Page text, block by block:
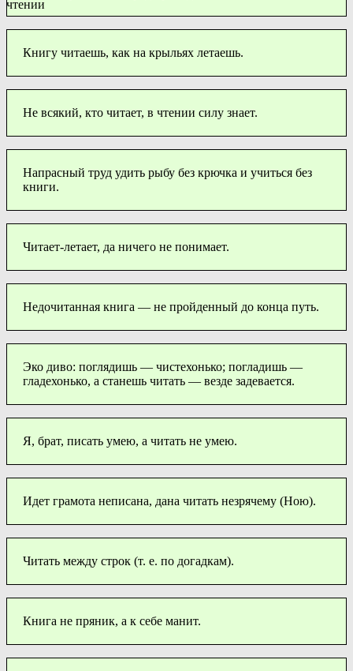
Книгу читаешь, как на крыльях летаешь.
Не всякий, кто читает, в чтении силу знает.
Напрасный труд удить рыбу без крючка и учиться без
книги.
Читает-летает, да ничего не понимает.
Недочитанная книга — не пройденный до конца путь.
Эко диво: поглядишь — чистехонько; погладишь —
гладехонько, а станешь читать — везде задевается.
Я, брат, писать умею, а читать не умею.
Идет грамота неписана, дана читать незрячему (Ною).
Читать между строк (т. е. по догадкам).
Книга не пряник, а к себе манит.